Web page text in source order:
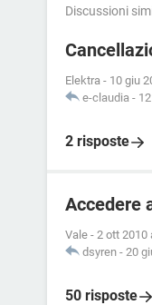
Discussioni
Elektra - 10 giu
e-claudia -
2 risposte
Accedere
Vale - 2 ott 2010
dsyren - 20
50 risposte